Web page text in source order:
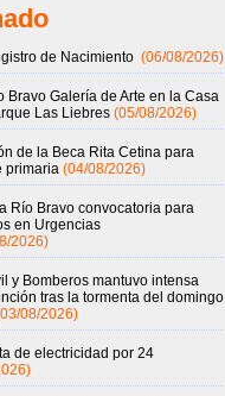
de Nacimiento (06/08/2026)
Bravo Galería de Arte en la Casa
Las Liebres (05/08/2026)
de la Beca Rita Cetina para
primaria (04/08/2026)
Río Bravo convocatoria para
en Urgencias
2026)
y Bomberos mantuvo intensa
tras la tormenta del domingo
08/2026)
de electricidad por 24